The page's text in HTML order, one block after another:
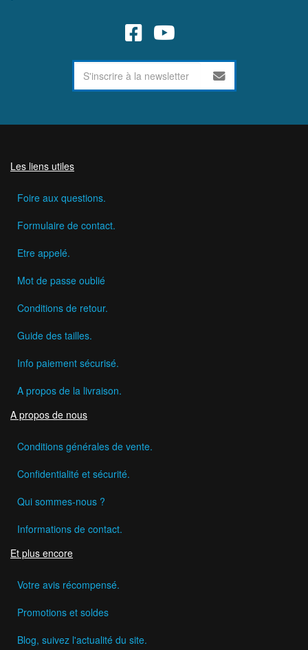
Les liens utiles
Foire aux questions.
Formulaire de contact.
Etre appelé.
Mot de passe oublié
Conditions de retour.
Guide des tailles.
Info paiement sécurisé.
A propos de la livraison.
A propos de nous
Conditions générales de vente.
Confidentialité et sécurité.
Qui sommes-nous ?
Informations de contact.
Et plus encore
Votre avis récompensé.
Promotions et soldes
Blog, suivez l'actualité du site.